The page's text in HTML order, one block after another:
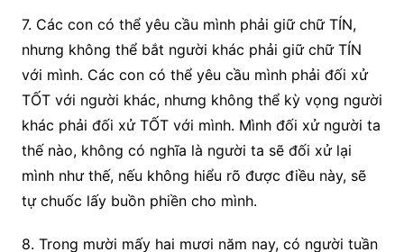
7. Các con có thể yêu cầu mình phải giữ chữ TÍN,
nhưng không thể bắt người khác phải giữ chữ TÍN
với mình. Các con có thể yêu cầu mình phải đối xử
TỐT với người khác, nhưng không thể kỳ vọng người
khác phải đối xử TỐT với mình. Mình đối xử người ta
thế nào, không có nghĩa là người ta sẽ đối xử lại
mình như thế, nếu không hiểu rõ được điều này, sẽ
tự chuốc lấy buồn phiền cho mình.
8. Trong mười mấy hai mươi năm nay, có người tuần